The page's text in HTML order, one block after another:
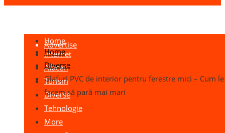
Advertise
Home
Internet
Afaceri
Turism
Diverse
Tehnologie
More
Home
Diverse
Glafuri PVC de interior pentru ferestre mici – Cum le
facem să pară mai mari